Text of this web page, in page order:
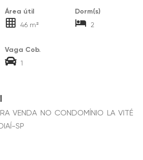
Área útil
46 m²
Dorm(s)
2
Vaga Cob.
1
VENDA NO CONDOMÍNIO LA VITÉ
SP